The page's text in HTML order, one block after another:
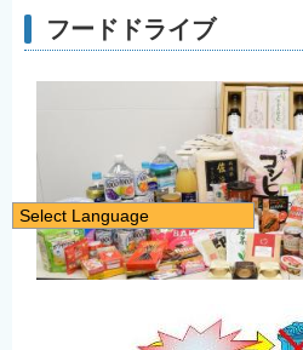
フードドライブ
Select Language
日本語
English